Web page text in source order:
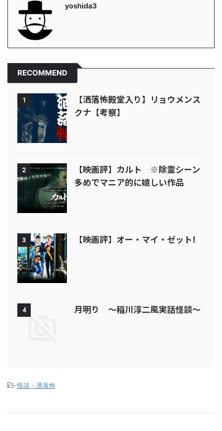
yoshida3
RECOMMEND
1
【洒落怖殿堂入り】リョウメンス
クナ【考察】
2
【映画評】カルト ※除霊シーン
多めでマニア的に嬉しい作品
3 【映画評】オー・マイ・ゼット!
4 月明り ～稲川淳二風実話怪談～
-怪談・洒落怖